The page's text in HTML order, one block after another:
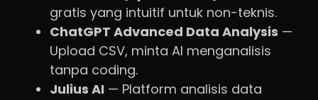
gratis yang intuitif untuk non-teknis.
ChatGPT Advanced Data Analysis —
Upload CSV, minta AI menganalisis
tanpa coding.
Julius AI — Platform analisis data